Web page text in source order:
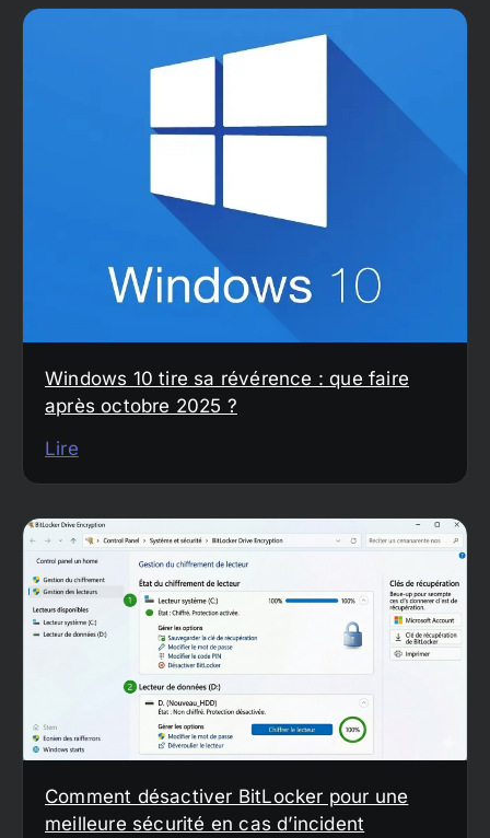
Windows 10 tire sa révérence : que faire
après octobre 2025 ?
Lire
Comment désactiver BitLocker pour une
meilleure sécurité en cas d’incident